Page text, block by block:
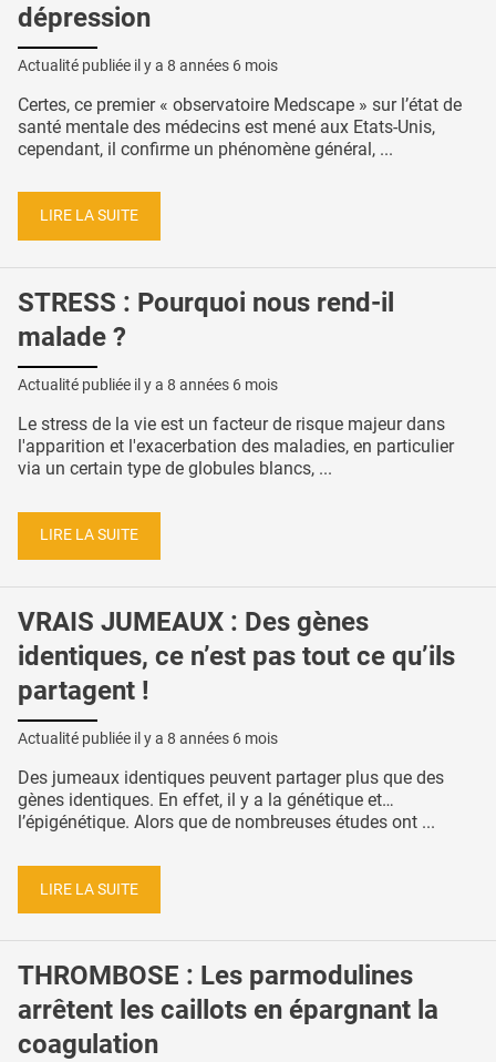
dépression
Actualité publiée il y a 8 années 6 mois
Certes, ce premier « observatoire Medscape » sur l’état de
santé mentale des médecins est mené aux Etats-Unis,
cependant, il confirme un phénomène général, ...
LIRE LA SUITE
STRESS : Pourquoi nous rend-il
malade ?
Actualité publiée il y a 8 années 6 mois
Le stress de la vie est un facteur de risque majeur dans
l'apparition et l'exacerbation des maladies, en particulier
via un certain type de globules blancs, ...
LIRE LA SUITE
VRAIS JUMEAUX : Des gènes
identiques, ce n’est pas tout ce qu’ils
partagent !
Actualité publiée il y a 8 années 6 mois
Des jumeaux identiques peuvent partager plus que des
gènes identiques. En effet, il y a la génétique et…
l’épigénétique. Alors que de nombreuses études ont ...
LIRE LA SUITE
THROMBOSE : Les parmodulines
arrêtent les caillots en épargnant la
coagulation